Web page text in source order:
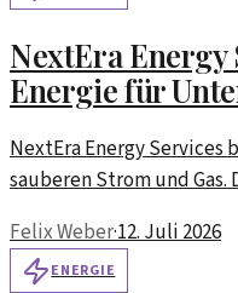
NextEra Energy
Energie für
NextEra Energy
sauberen Strom und
Felix Weber·12. Juli 2026
ENERGIE